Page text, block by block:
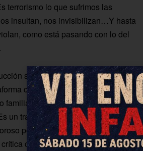
terrorismo lo que sufrimos las
insultan, nos invisibilizan…Y hasta
como está pasando con lo del
se ha emitido un documental
con testimonios reales de
familiares de éstas, que han sufrido
un trabajo que quisimos hacer
por lo que cuentan, pero con el
constructiva para intentar